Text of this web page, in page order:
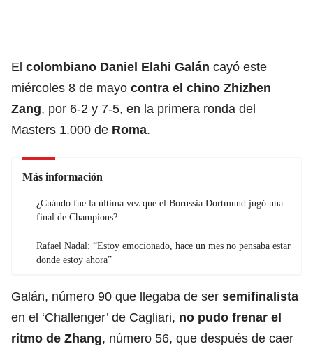
El colombiano Daniel Elahi Galán cayó este
miércoles 8 de mayo contra el chino Zhizhen
Zang, por 6-2 y 7-5, en la primera ronda del
Masters 1.000 de Roma.
Más información
¿Cuándo fue la última vez que el Borussia Dortmund jugó una
final de Champions?
Rafael Nadal: “Estoy emocionado, hace un mes no pensaba estar
donde estoy ahora”
Galán, número 90 que llegaba de ser semifinalista
en el ‘Challenger’ de Cagliari, no pudo frenar el
ritmo de Zhang, número 56, que después de caer